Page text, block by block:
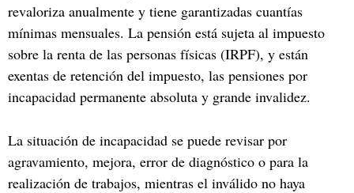
revaloriza anualmente y tiene garantizadas cuantías
mínimas mensuales. La pensión está sujeta al impuesto
sobre la renta de las personas físicas (IRPF), y están
exentas de retención del impuesto, las pensiones por
incapacidad permanente absoluta y grande invalidez.
La situación de incapacidad se puede revisar por
agravamiento, mejora, error de diagnóstico o para la
realización de trabajos, mientras el inválido no haya